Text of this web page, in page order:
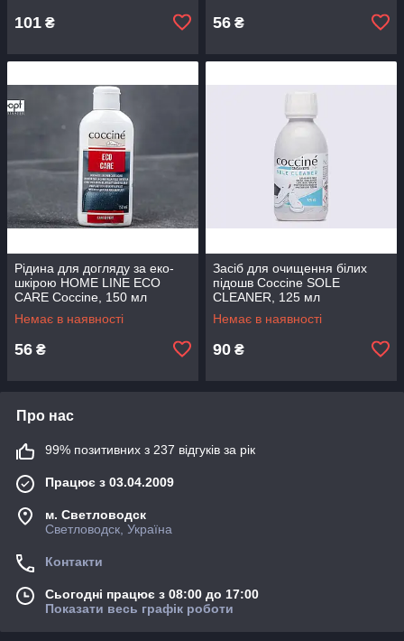
101 ₴ 56 ₴
Рідина для догляду за еко-
шкірою HOME LINE ECO
CARE Coccine, 150 мл
Немає в наявності
56 ₴
Засіб для очищення білих
підошв Coccine SOLE
CLEANER, 125 мл
Немає в наявності
90 ₴
Про нас
99% позитивних з 237 відгуків за рік
Працює з 03.04.2009
м. Светловодск
Светловодск, Україна
Контакти
Сьогодні працює з 08:00 до 17:00
Показати весь графік роботи